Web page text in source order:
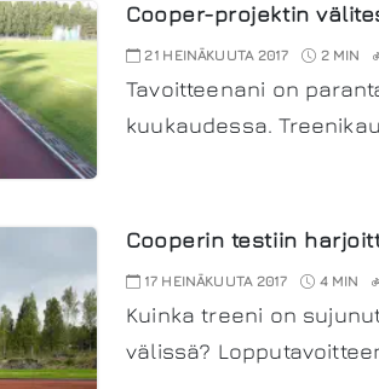
Cooper-projektin
21 HEINÄKUUTA 2017 2 MIN
Tavoitteenani on
kuukaudessa.
Cooperin testiin
17 HEINÄKUUTA 2017 4 MIN
Kuinka treeni on
välissä?